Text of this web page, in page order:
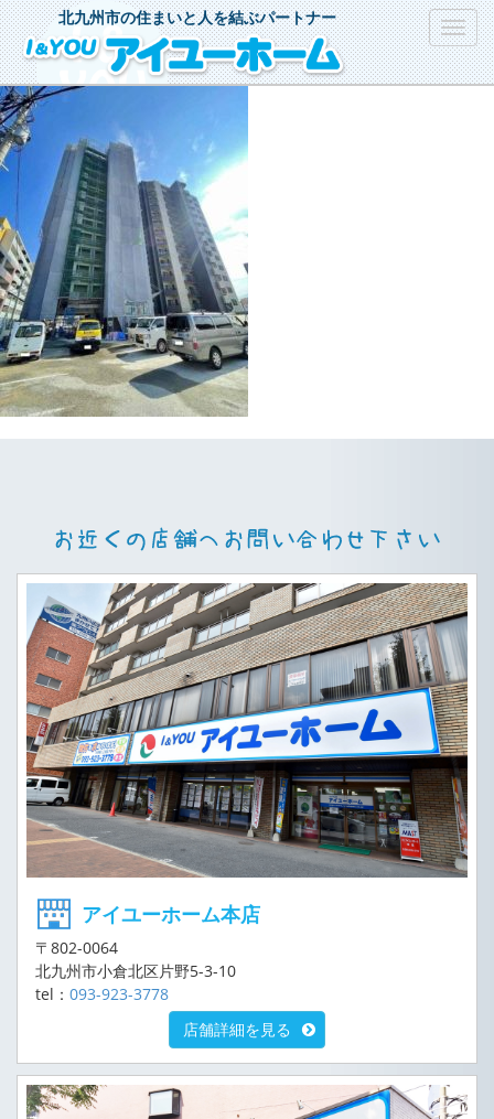
北九州市の住まいと人を結ぶパートナー
アイユーホーム本店
〒802-0064
北九州市小倉北区片野5-3-10
tel： 093-923-3778
店舗詳細を見る